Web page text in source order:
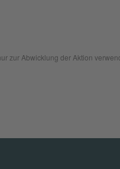
zur Abwicklung der Aktion